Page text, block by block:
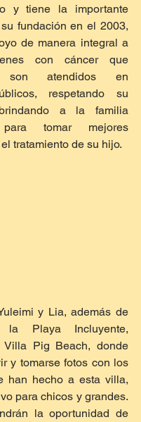
y tiene la importante
fundación en el 2003,
de manera integral a
con cáncer que
son atendidos en
respetando su
a la familia
para tomar mejores
tratamiento de su hijo.
y Lia, además de
la Playa Incluyente,
Villa Pig Beach, donde
y tomarse fotos con los
han hecho a esta villa,
para chicos y grandes.
la oportunidad de